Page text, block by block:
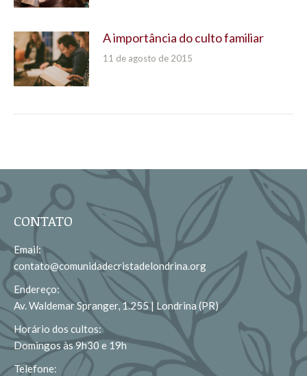
A importância do culto familiar
11 de agosto de 2015
CONTATO
Email:
contato@comunidadecristadelondrina.org
Endereço:
Av. Waldemar Spranger, 1.255 | Londrina (PR)
Horário dos cultos:
Domingos às 9h30 e 19h
Telefone: